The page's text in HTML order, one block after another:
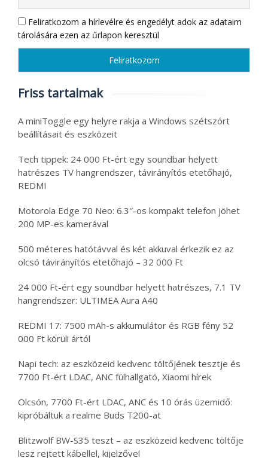
Feliratkozom a hírlevélre és engedélyt adok az adataim
tárolására ezen az űrlapon keresztül
Friss tartalmak
A miniToggle egy helyre rakja a Windows szétszórt
beállításait és eszközeit
Tech tippek: 24 000 Ft-ért egy soundbar helyett
hatrészes TV hangrendszer, távirányítós etetőhajó,
REDMI
Motorola Edge 70 Neo: 6.3″-os kompakt telefon jöhet
200 MP-es kamerával
500 méteres hatótávval és két akkuval érkezik ez az
olcsó távirányítós etetőhajó – 32 000 Ft
24 000 Ft-ért egy soundbar helyett hatrészes, 7.1 TV
hangrendszer: ULTIMEA Aura A40
REDMI 17: 7500 mAh-s akkumulátor és RGB fény 52
000 Ft körüli ártól
Napi tech: az eszközeid kedvenc töltőjének tesztje és
7700 Ft-ért LDAC, ANC fülhallgató, Xiaomi hírek
Olcsón, 7700 Ft-ért LDAC, ANC és 10 órás üzemidő:
kipróbáltuk a realme Buds T200-at
Blitzwolf BW-S35 teszt – az eszközeid kedvenc töltője
lesz rejtett kábellel, kijelzővel